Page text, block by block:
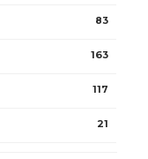
83
163
117
21